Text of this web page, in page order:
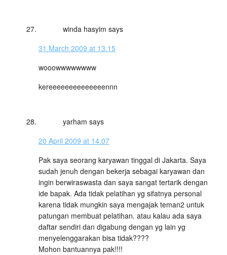
winda hasyim says
31 March 2009 at 13.15
wooowwwwwwww
kereeeeeeeeeeeeeennn
yarham says
20 April 2009 at 14.07
Pak saya seorang karyawan tinggal di Jakarta. Saya
sudah jenuh dengan bekerja sebagai karyawan dan
ingin berwiraswasta dan saya sangat tertarik dengan
ide bapak. Ada tidak pelatihan yg sifatnya personal
karena tidak mungkin saya mengajak teman2 untuk
patungan membuat pelatihan. atau kalau ada saya
daftar sendiri dan digabung dengan yg lain yg
menyelenggarakan bisa tidak????
Mohon bantuannya pak!!!!